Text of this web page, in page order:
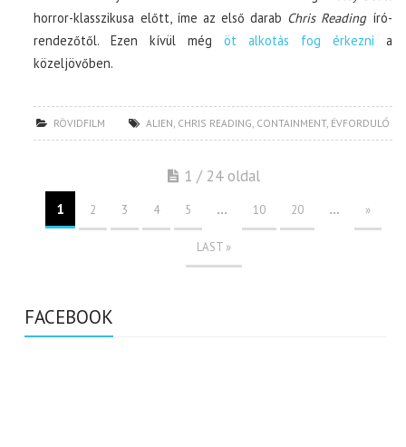
horror-klasszikusa előtt, íme az első darab Chris Readingíró-
rendezőtől. Ezen kívül még öt alkotás fog érkezni a
közeljövőben.
RÖVIDFILM ALIEN, CHRIS READING, CONTAINMENT, ÉVFORDULÓ
1 / 24 oldal
1 2 3 4 5 ... 10 20 ... »
LAST »
FACEBOOK